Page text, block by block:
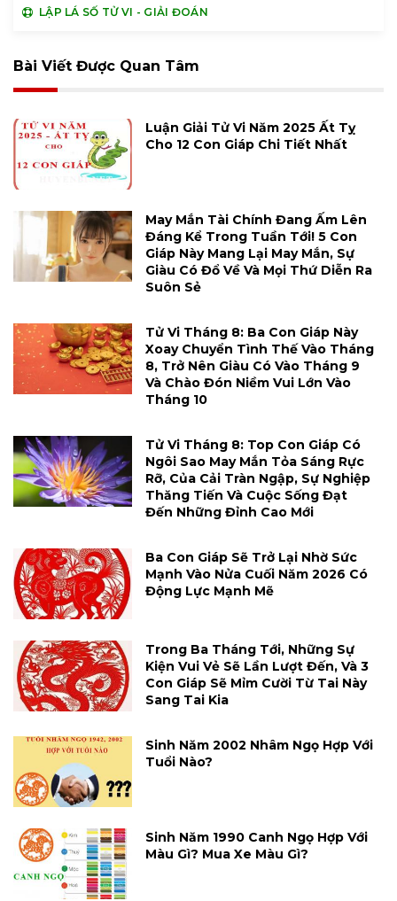
LẬP LÁ SỐ TỬ VI - GIẢI ĐOÁN
Bài Viết Được Quan Tâm
Luận Giải Tử Vi Năm 2025 Ất Tỵ
Cho 12 Con Giáp Chi Tiết Nhất
May Mắn Tài Chính Đang Ấm Lên
Đáng Kể Trong Tuần Tới! 5 Con
Giáp Này Mang Lại May Mắn, Sự
Giàu Có Đổ Về Và Mọi Thứ Diễn Ra
Suôn Sẻ
Tử Vi Tháng 8: Ba Con Giáp Này
Xoay Chuyển Tình Thế Vào Tháng
8, Trở Nên Giàu Có Vào Tháng 9
Và Chào Đón Niềm Vui Lớn Vào
Tháng 10
Tử Vi Tháng 8: Top Con Giáp Có
Ngôi Sao May Mắn Tỏa Sáng Rực
Rỡ, Của Cải Tràn Ngập, Sự Nghiệp
Thăng Tiến Và Cuộc Sống Đạt
Đến Những Đỉnh Cao Mới
Ba Con Giáp Sẽ Trở Lại Nhờ Sức
Mạnh Vào Nửa Cuối Năm 2026 Có
Động Lực Mạnh Mẽ
Trong Ba Tháng Tới, Những Sự
Kiện Vui Vẻ Sẽ Lần Lượt Đến, Và 3
Con Giáp Sẽ Mỉm Cười Từ Tai Này
Sang Tai Kia
Sinh Năm 2002 Nhâm Ngọ Hợp Với
Tuổi Nào?
Sinh Năm 1990 Canh Ngọ Hợp Với
Màu Gì? Mua Xe Màu Gì?